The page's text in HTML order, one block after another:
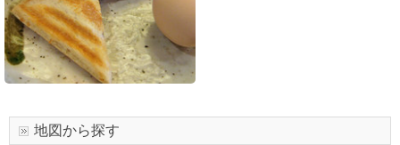
地図から探す